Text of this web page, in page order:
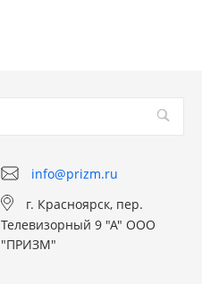
info@prizm.ru
г. Красноярск, пер.
Телевизорный 9 "А" ООО
"ПРИЗМ"